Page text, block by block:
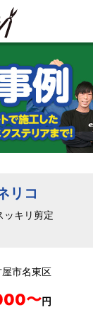
リコ
ッキリ剪定
屋市名東区
〜円